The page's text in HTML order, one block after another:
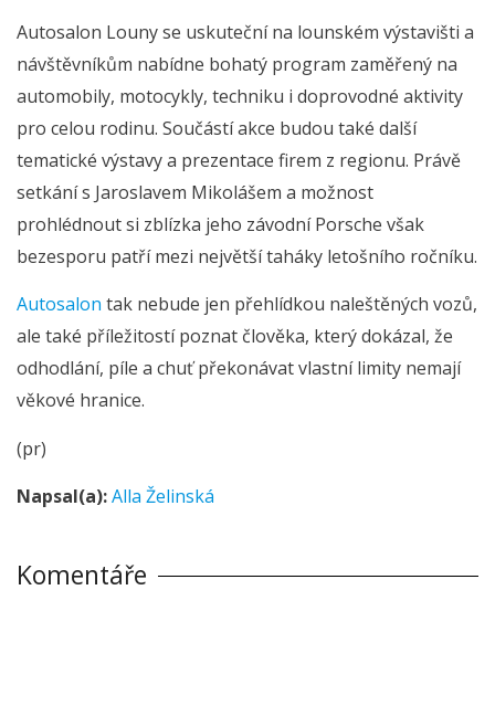
Autosalon Louny se uskuteční na lounském výstavišti a
návštěvníkům nabídne bohatý program zaměřený na
automobily, motocykly, techniku i doprovodné aktivity
pro celou rodinu. Součástí akce budou také další
tematické výstavy a prezentace firem z regionu. Právě
setkání s Jaroslavem Mikolášem a možnost
prohlédnout si zblízka jeho závodní Porsche však
bezesporu patří mezi největší taháky letošního ročníku.
Autosalon tak nebude jen přehlídkou naleštěných vozů,
ale také příležitostí poznat člověka, který dokázal, že
odhodlání, píle a chuť překonávat vlastní limity nemají
věkové hranice.
(pr)
Napsal(a):Alla Želinská
Komentáře